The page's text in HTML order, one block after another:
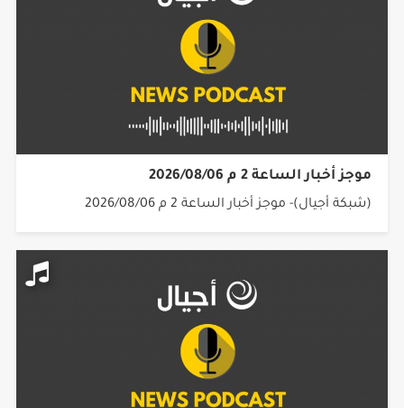
موجز أخبار الساعة 2 م 2026/08/06
(شبكة أجيال)- موجز أخبار الساعة 2 م 2026/08/06